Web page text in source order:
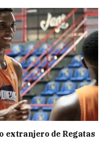
extranjero de Regatas